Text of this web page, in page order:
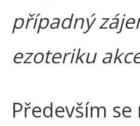
případný
ezoteriku
Především